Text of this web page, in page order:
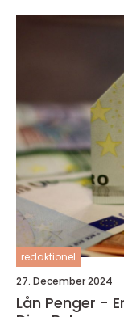
redaktionel
27. December 2024
Lån Penger -